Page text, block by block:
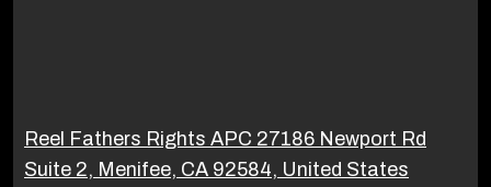
Reel Fathers Rights APC 27186 Newport Rd
Suite 2, Menifee, CA 92584, United States